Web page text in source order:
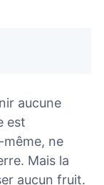
aucune
est
même, ne
Mais la
aucun fruit.